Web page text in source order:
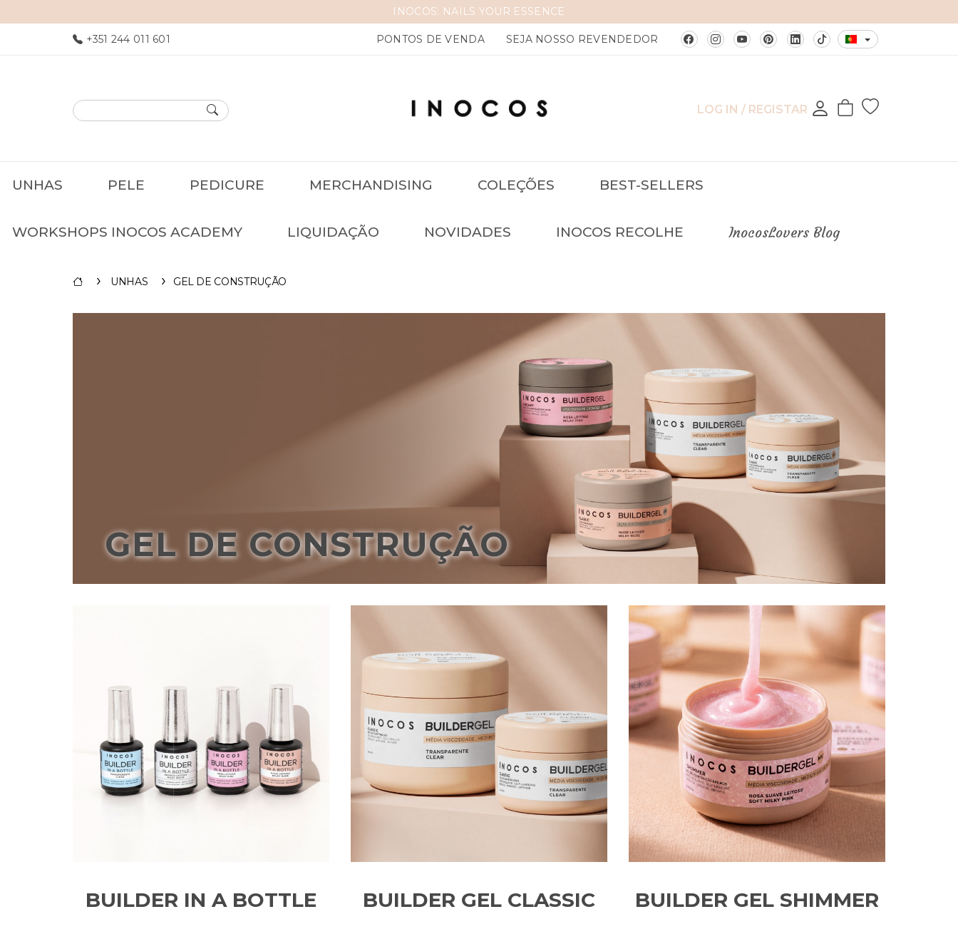
+351 244 011 601 PONTOS DE VENDA SEJA NOSSO REVENDEDOR
LOG IN / REGISTAR
UNHAS PELE PEDICURE MERCHANDISING COLEÇÕES BEST-SELLERS
WORKSHOPS INOCOS ACADEMY LIQUIDAÇÃO NOVIDADES INOCOS RECOLHE InocosLovers Blog
UNHAS GEL DE CONSTRUÇÃO
GEL DE CONSTRUÇÃO
BUILDER IN A BOTTLE BUILDER GEL CLASSIC BUILDER GEL SHIMMER